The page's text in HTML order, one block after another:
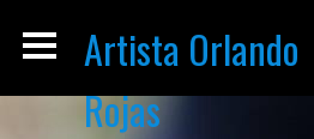
Artista Orlando
Rojas